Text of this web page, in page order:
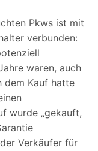
Pkws ist mit
verbunden:
waren, auch
dem Kauf hatte
wurde „gekauft,
Verkäufer für